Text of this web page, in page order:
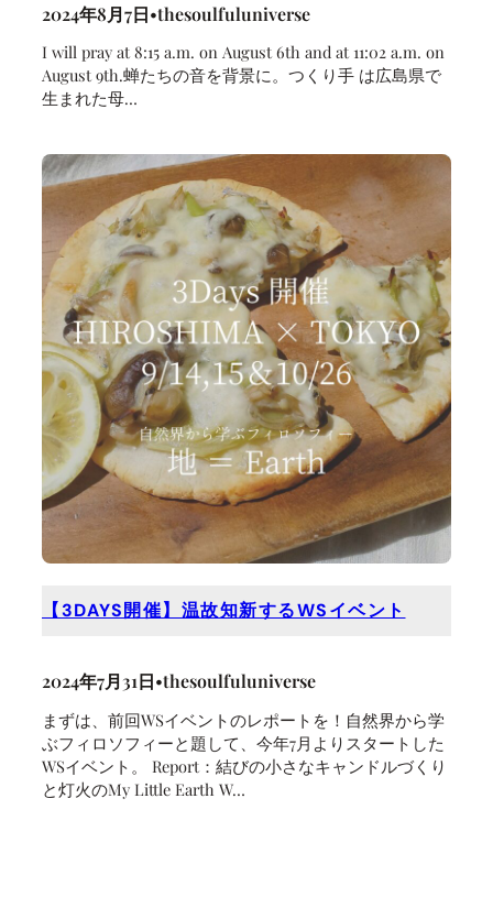
2024年8月7日•thesoulfuluniverse
I will pray at 8:15 a.m. on August 6th and at 11:02 a.m. on
August 9th.⁡⁡蝉たちの音を背景に。⁡⁡つくり手 は広島県で
生まれた母…
【3DAYS開催】温故知新するWSイベント
2024年7月31日•thesoulfuluniverse
まずは、前回WSイベントのレポートを！自然界から学
ぶフィロソフィーと題して、今年7月よりスタートした
WSイベント。 Report：結びの小さなキャンドルづくり
と灯火のMy Little Earth W…